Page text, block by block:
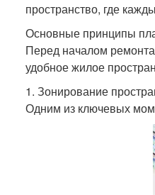
пространство, где
Основные принципы
Перед началом
удобное жилое
1. Зонирование
Одним из ключевых